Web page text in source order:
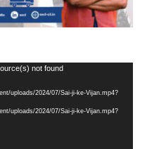
not found
uploads/2024/07/Sai-ji-ke-Vijan.mp4?
uploads/2024/07/Sai-ji-ke-Vijan.mp4?